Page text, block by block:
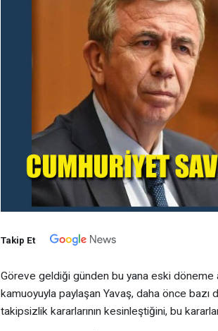
Takip Et
Göreve geldiği günden bu yana eski döneme
kamuoyuyla paylaşan Yavaş, daha önce bazı
takipsizlik kararlarının kesinleştiğini, bu